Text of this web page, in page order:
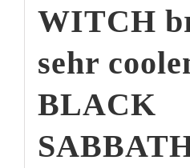
WITCH
sehr
BLACK